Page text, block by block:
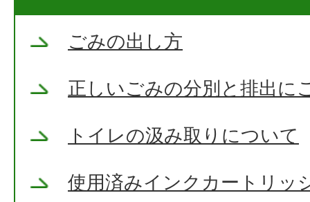
ごみの出し方
正しいごみの分別と排出に
トイレの汲み取りについて
使用済みインクカートリッ